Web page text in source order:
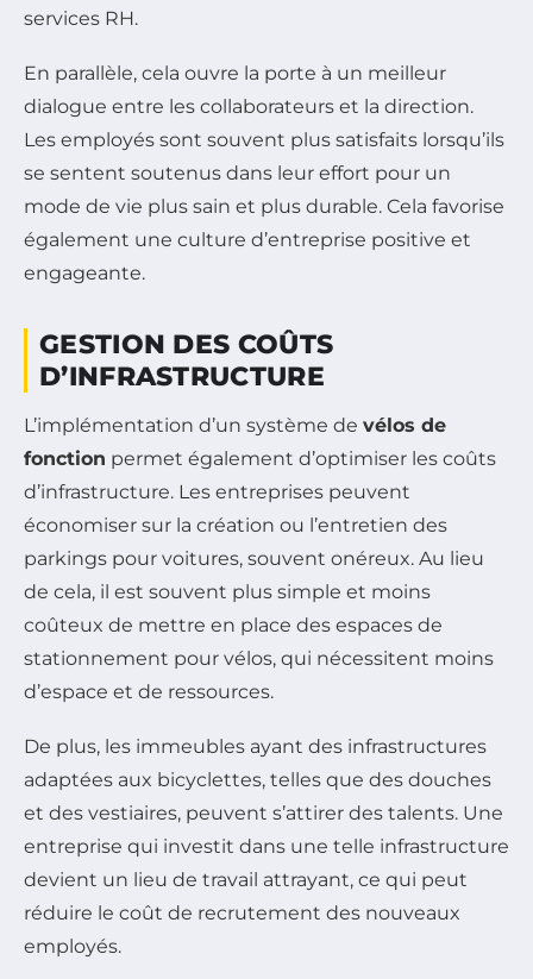
services RH.
En parallèle, cela ouvre la porte à un meilleur
dialogue entre les collaborateurs et la direction.
Les employés sont souvent plus satisfaits lorsqu’ils
se sentent soutenus dans leur effort pour un
mode de vie plus sain et plus durable. Cela favorise
également une culture d’entreprise positive et
engageante.
GESTION DES COÛTS
D’INFRASTRUCTURE
L’implémentation d’un système de vélos de
fonction permet également d’optimiser les coûts
d’infrastructure. Les entreprises peuvent
économiser sur la création ou l’entretien des
parkings pour voitures, souvent onéreux. Au lieu
de cela, il est souvent plus simple et moins
coûteux de mettre en place des espaces de
stationnement pour vélos, qui nécessitent moins
d’espace et de ressources.
De plus, les immeubles ayant des infrastructures
adaptées aux bicyclettes, telles que des douches
et des vestiaires, peuvent s’attirer des talents. Une
entreprise qui investit dans une telle infrastructure
devient un lieu de travail attrayant, ce qui peut
réduire le coût de recrutement des nouveaux
employés.